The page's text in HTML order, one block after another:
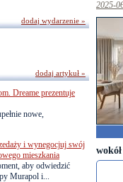
2025-
dodaj wydarzenie »
Dreame prezentuje
nowe,
i wynegocjuj swój
mieszkania
aby odwiedzić
Murapol i...
dodaj artykuł »